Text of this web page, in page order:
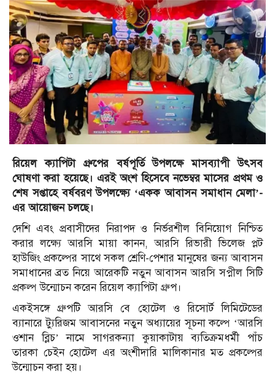
রিয়েল ক্যাপিটা গ্রুপের বর্ষপূর্তি উপলক্ষে মাসব্যাপী উৎসব
ঘোষণা করা হয়েছে। এরই অংশ হিসেবে নভেম্বর মাসের প্রথম ও
শেষ সপ্তাহে বর্ষবরণ উপলক্ষ্যে ‘একক আবাসন সমাধান মেলা’-
এর আয়োজন চলছে।
দেশি এবং প্রবাসীদের নিরাপদ ও নির্ভরশীল বিনিয়োগ নিশ্চিত
করার লক্ষ্যে আরসি মায়া কানন, আরসি রিভারী ভিলেজ প্লট
হাউজিং প্রকল্পের সাথে সকল শ্রেণি-পেশার মানুষের জন্য আবাসন
সমাধানের ব্রত নিয়ে আরেকটি নতুন আবাসন আরসি সপ্নীল সিটি
প্রকল্প উন্মোচন করেন রিয়েল ক্যাপিটা গ্রুপ।
একইসঙ্গে গ্রুপটি আরসি বে হোটেল ও রিসোর্ট লিমিটেডের
ব্যানারে ট্যুরিজম আবাসনের নতুন অধ্যায়ের সূচনা কল্পে ‘আরসি
ওশান ব্লিচ’ নামে সাগরকন্যা কুয়াকাটায় ব্যতিক্রমধর্মী পাঁচ
তারকা চেইন হোটেল এর অংশীদারি মালিকানার মত প্রকল্পের
উন্মোচন করা হয়।